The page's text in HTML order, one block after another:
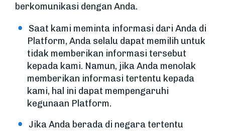
berkomunikasi dengan Anda.
Saat kami meminta informasi dari Anda di
Platform, Anda selalu dapat memilih untuk
tidak memberikan informasi tersebut
kepada kami. Namun, jika Anda menolak
memberikan informasi tertentu kepada
kami, hal ini dapat mempengaruhi
kegunaan Platform.
Jika Anda berada di negara tertentu